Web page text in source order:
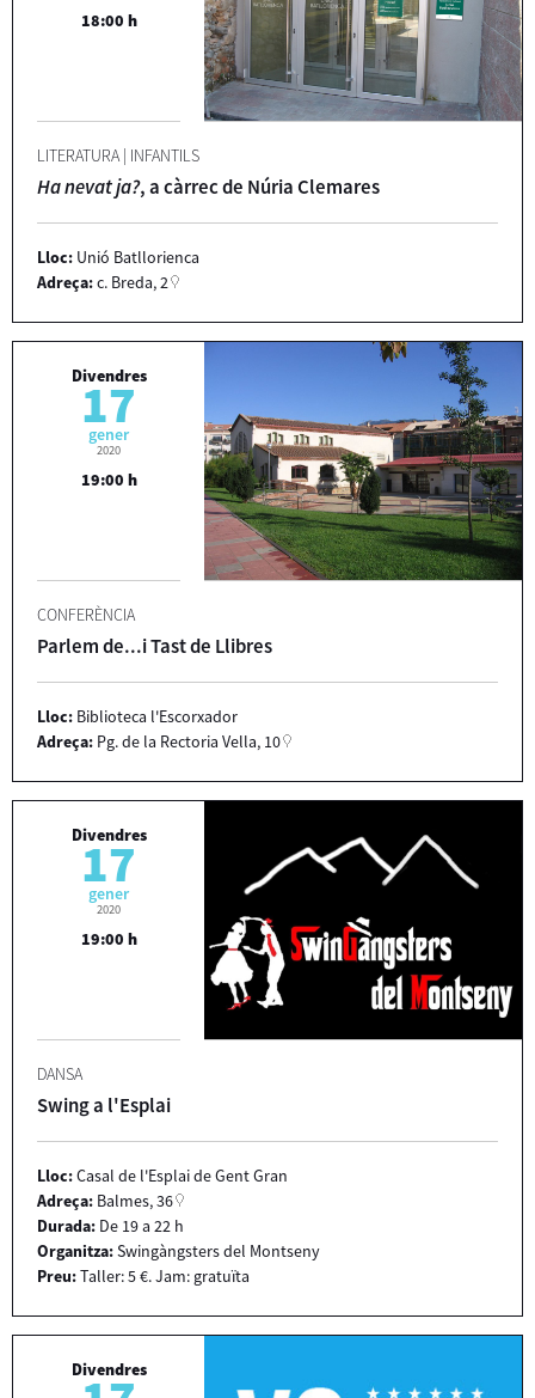
18:00 h
LITERATURA | INFANTILS
Ha nevat ja?, a càrrec de Núria Clemares
Lloc: Unió Batllorienca
Adreça:c. Breda, 2
Divendres
17
gener
2020
19:00 h
CONFERÈNCIA
Parlem de...i Tast de Llibres
Lloc: Biblioteca l'Escorxador
Adreça: Pg. de la Rectoria Vella, 10
Divendres
17
gener
2020
19:00 h
DANSA
Swing a l'Esplai
Lloc:Casal de l'Esplai de Gent Gran
Adreça: Balmes, 36
Durada: De 19 a 22 h
Organitza:Swingàngsters del Montseny
Preu:Taller: 5 €. Jam: gratuïta
Divendres